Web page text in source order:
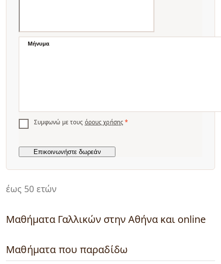
έως 50 ετών
Μαθήματα Γαλλικών στην Αθήνα και online
Μαθήματα που παραδίδω
Μήνυμα
Συμφωνώ με τους όρους χρήσης *